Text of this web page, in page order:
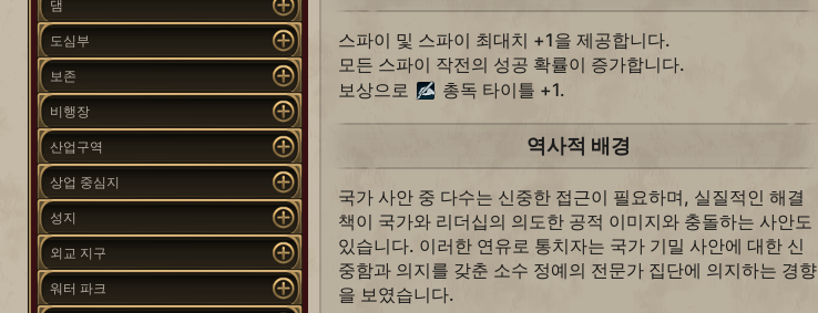
댐
도심부
보존
비행장
산업구역
상업 중심지
성지
외교 지구
워터 파크
스파이 및 스파이 최대치 +1을 제공합니다.
모든 스파이 작전의 성공 확률이 증가합니다.
보상으로
총독 타이틀 +1.
역사적 배경
국가 사안 중 다수는 신중한 접근이 필요하며, 실질적인 해결
책이 국가와 리더십의 의도한 공적 이미지와 충돌하는 사안도
있습니다. 이러한 연유로 통치자는 국가 기밀 사안에 대한 신
중함과 의지를 갖춘 소수 정예의 전문가 집단에 의지하는 경향
을 보였습니다.